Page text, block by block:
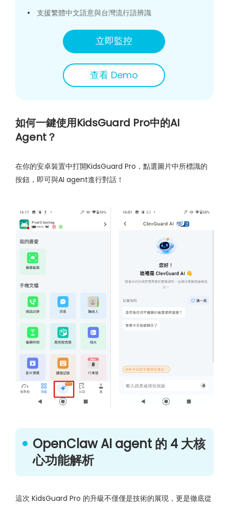
支援繁體中文語意與台灣流行語辨識
立即監控
查看 Demo
如何一鍵使用KidsGuard Pro中的AI
Agent？
在你的安卓裝置中打開KidsGuard Pro，點選圖片中所標識的
按鈕，即可與AI agent進行對話！
OpenClaw AI agent 的 4 大核
心功能解析
這次 KidsGuard Pro 的升級不僅僅是技術的展現，更是徹底從